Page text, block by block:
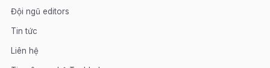
Đội ngũ editors
Tin tức
Liên hệ